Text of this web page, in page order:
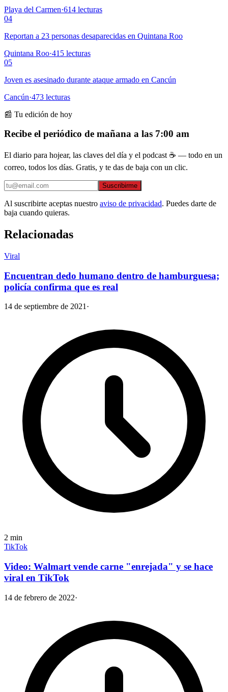
Playa del Carmen·614 lecturas
04
Reportan a 23 personas desaparecidas en Quintana Roo
Quintana Roo·415 lecturas
05
Joven es asesinado durante ataque armado en Cancún
Cancún·473 lecturas
📰 Tu edición de hoy
Recibe el periódico de mañana a las 7:00 am
El diario para hojear, las claves del día y el podcast ☕ — todo en un
correo, todos los días. Gratis, y te das de baja con un clic.
Suscribirme
Al suscribirte aceptas nuestro aviso de privacidad. Puedes darte de
baja cuando quieras.
Relacionadas
Viral
Encuentran dedo humano dentro de hamburguesa;
policía confirma que es real
14 de septiembre de 2021 ·
2 min
TikTok
Video: Walmart vende carne "enrejada" y se hace
viral en TikTok
14 de febrero de 2022·